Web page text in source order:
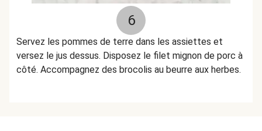
6
Servez les pommes de terre dans les assiettes et
versez le jus dessus. Disposez le filet mignon de porc à
côté. Accompagnez des brocolis au beurre aux herbes.